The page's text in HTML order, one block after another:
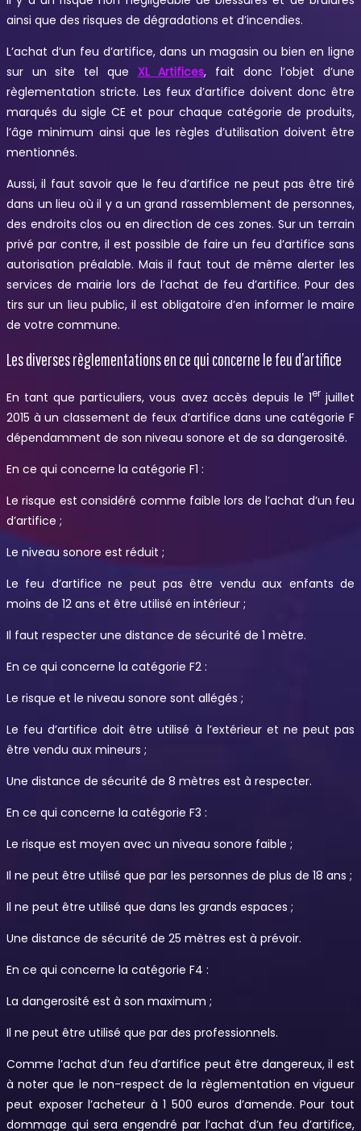
ainsi que des risques de dégradations et d’incendies.
L’achat d’un feu d’artifice, dans un magasin ou bien en ligne
sur un site tel que XL Artifices, fait donc l’objet d’une
règlementation stricte. Les feux d’artifice doivent donc être
marqués du sigle CE et pour chaque catégorie de produits,
l’âge minimum ainsi que les règles d’utilisation doivent être
mentionnés.
Aussi, il faut savoir que le feu d’artifice ne peut pas être tiré
dans un lieu où il y a un grand rassemblement de personnes,
des endroits clos ou en direction de ces zones. Sur un terrain
privé par contre, il est possible de faire un feu d’artifice sans
autorisation préalable. Mais il faut tout de même alerter les
services de mairie lors de l’achat de feu d’artifice. Pour des
tirs sur un lieu public, il est obligatoire d’en informer le maire
de votre commune.
Les diverses règlementations en ce qui concerne le feu d’artifice
En tant que particuliers, vous avez accès depuis le 1erjuillet
2015 à un classement de feux d’artifice dans une catégorie F
dépendamment de son niveau sonore et de sa dangerosité.
En ce qui concerne la catégorie F1 :
Le risque est considéré comme faible lors de l’achat d’un feu
d’artifice ;
Le niveau sonore est réduit ;
Le feu d’artifice ne peut pas être vendu aux enfants de
moins de 12 ans et être utilisé en intérieur ;
Il faut respecter une distance de sécurité de 1 mètre.
En ce qui concerne la catégorie F2 :
Le risque et le niveau sonore sont allégés ;
Le feu d’artifice doit être utilisé à l’extérieur et ne peut pas
être vendu aux mineurs ;
Une distance de sécurité de 8 mètres est à respecter.
En ce qui concerne la catégorie F3 :
Le risque est moyen avec un niveau sonore faible ;
Il ne peut être utilisé que par les personnes de plus de 18 ans ;
Il ne peut être utilisé que dans les grands espaces ;
Une distance de sécurité de 25 mètres est à prévoir.
En ce qui concerne la catégorie F4 :
La dangerosité est à son maximum ;
Il ne peut être utilisé que par des professionnels.
Comme l’achat d’un feu d’artifice peut être dangereux, il est
à noter que le non-respect de la règlementation en vigueur
peut exposer l’acheteur à 1 500 euros d’amende. Pour tout
dommage qui sera engendré par l’achat d’un feu d’artifice,